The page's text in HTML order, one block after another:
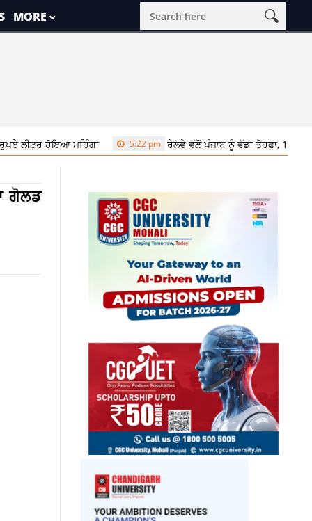
MORE
ਹੋਇਆ ਮਹਿੰਗਾ 5:22 pm ਰੇਲਵੇ ਵੱਲੋਂ ਪੰਜਾਬ ਨੂੰ ਵੱਡਾ ਤੋਹਫਾ, 1118 ਕਰੋੜ ਰੁਪਏ
ਗੋਲਡ